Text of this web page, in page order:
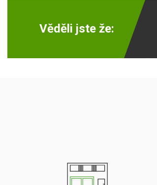
Věděli jste že: